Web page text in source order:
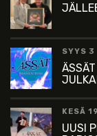
SYYS 3
KESÄ 19
UUSI